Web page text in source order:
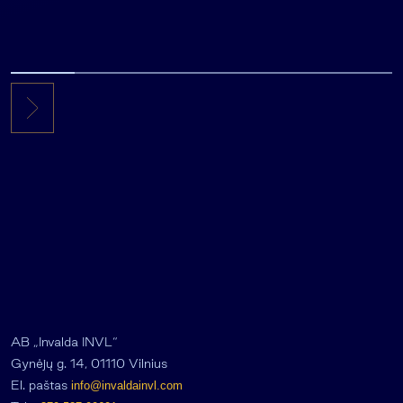
AB „Invalda INVL“
Gynėjų g. 14, 01110 Vilnius
El. paštas info@invaldainvl.com